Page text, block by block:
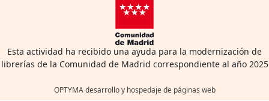
Esta actividad ha recibido una ayuda para la modernización de
librerías de la Comunidad de Madrid correspondiente al año 2025
OPTYMA desarrollo y hospedaje de páginas web